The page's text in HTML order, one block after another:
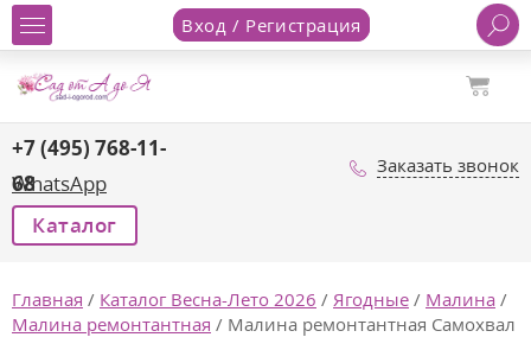
Вход / Регистрация
+7 (495) 768-11-
68
WhatsApp
Заказать звонок
Каталог
Главная / Каталог Весна-Лето 2026 / Ягодные / Малина /
Малина ремонтантная / Малина ремонтантная Самохвал